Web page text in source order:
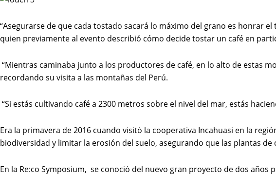
“Asegurarse de que cada tostado sacará lo máximo del grano es honrar
quien previamente al evento describió cómo decide tostar un café en
“Mientras caminaba junto a los productores de café, en lo alto de estas
recordando su visita a las montañas del Perú.
“Si estás cultivando café a 2300 metros sobre el nivel del mar, estás
Era la primavera de 2016 cuando visitó la cooperativa Incahuasi en la
biodiversidad y limitar la erosión del suelo, asegurando que las plantas
En la Re:co Symposium, se conoció del nuevo gran proyecto de dos